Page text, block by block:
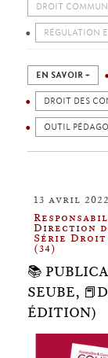
DROIT
RÉGULATION
EN SAVOIR +
DROIT DES
OUTIL
13 avril 2022
Direction
Série
(34)
📚
SEUBE,
ÉDITION)